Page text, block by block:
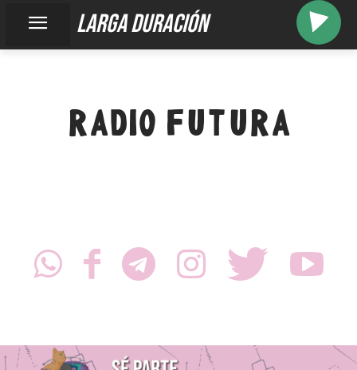
larga duración
RADIO FUTURA